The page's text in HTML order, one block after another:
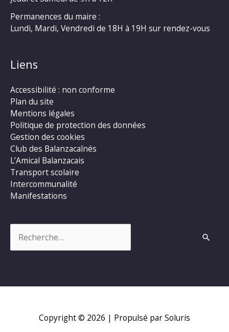
Permanences du maire :
Lundi, Mardi, Vendredi de 18H à 19H sur rendez-vous
Liens
Accessibilité : non conforme
Plan du site
Mentions légales
Politique de protection des données
Gestion des cookies
Club des Balanzacaînés
L’Amical Balanzacais
Transport scolaire
Intercommunalité
Manifestations
Copyright © 2026 | Propulsé par Soluris